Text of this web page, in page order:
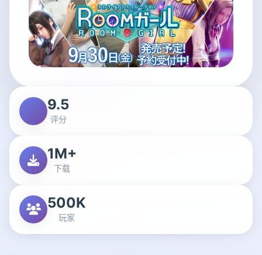
9.5
评分
1M+
下载
500K
玩家